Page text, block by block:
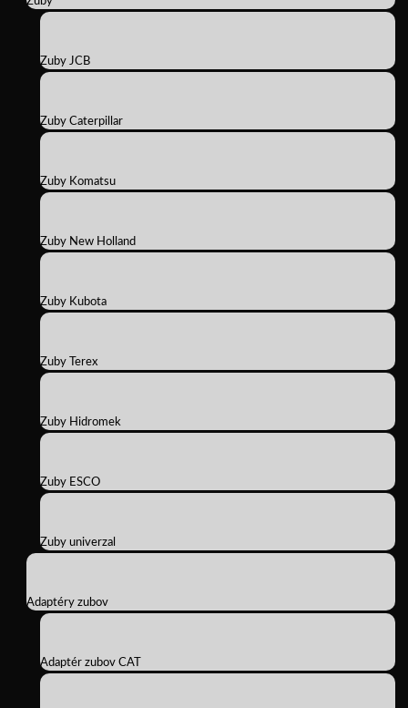
Zuby JCB
Zuby Caterpillar
Zuby Komatsu
Zuby New Holland
Zuby Kubota
Zuby Terex
Zuby Hidromek
Zuby ESCO
Zuby univerzal
Adaptéry zubov
Adaptér zubov CAT